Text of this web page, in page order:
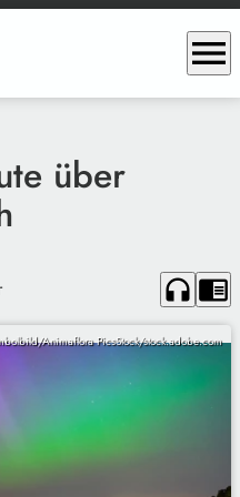
menu
über
headphones chrome_reader_mode
Animaflora PicsStock/stock.adobe.com